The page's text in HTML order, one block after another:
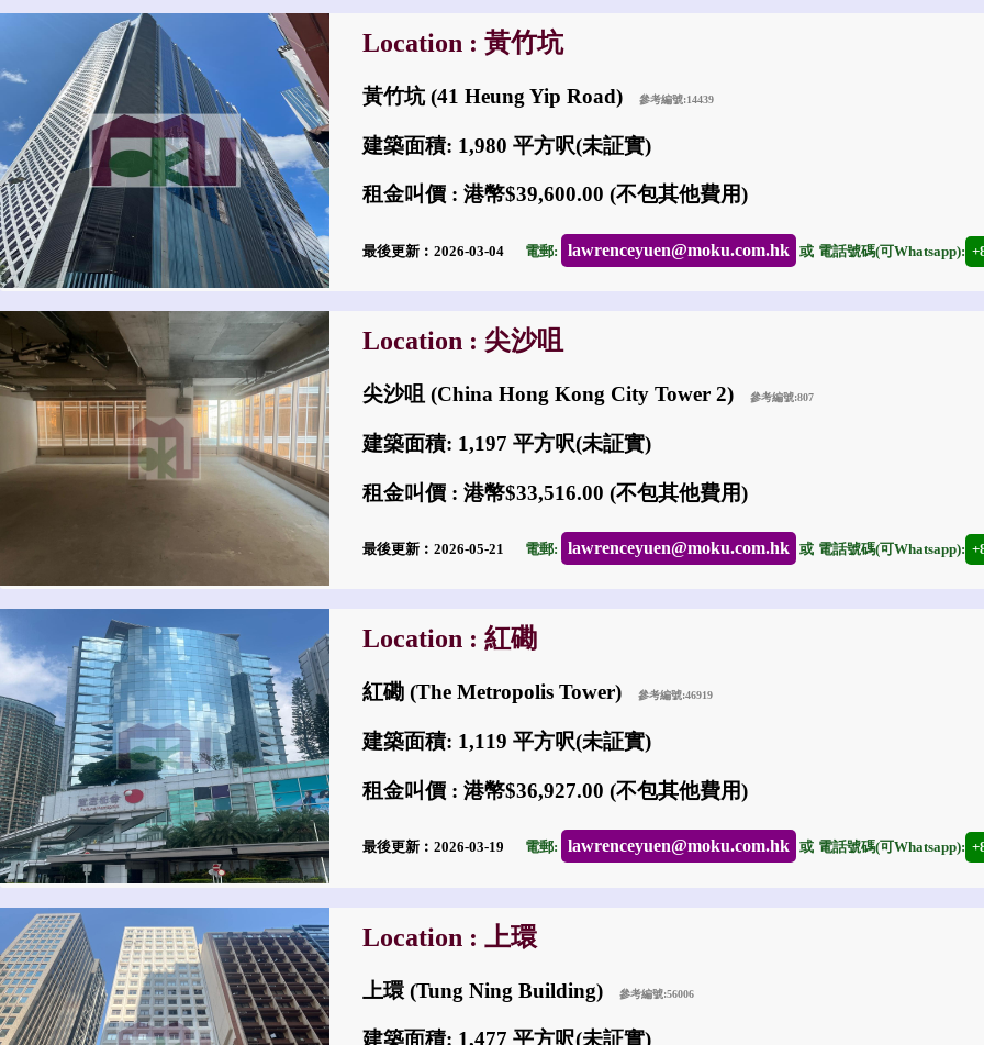
Location : 黃竹坑
黃竹坑 (41 Heung Yip Road) 參考編號:14439
建築面積: 1,980 平方呎(未証實)
租金叫價 : 港幣$39,600.00 (不包其他費用)
最後更新︰2026-03-04 電郵: lawrenceyuen@moku.com.hk 或 電話號碼(可Whatsapp):
Location : 尖沙咀
尖沙咀 (China Hong Kong City Tower 2) 參考編號:807
建築面積: 1,197 平方呎(未証實)
租金叫價 : 港幣$33,516.00 (不包其他費用)
最後更新︰2026-05-21 電郵: lawrenceyuen@moku.com.hk 或 電話號碼(可Whatsapp):
Location : 紅磡
紅磡 (The Metropolis Tower) 參考編號:46919
建築面積: 1,119 平方呎(未証實)
租金叫價 : 港幣$36,927.00 (不包其他費用)
最後更新︰2026-03-19 電郵: lawrenceyuen@moku.com.hk 或 電話號碼(可Whatsapp):
Location : 上環
上環 (Tung Ning Building) 參考編號:56006
建築面積: 1,477 平方呎(未証實)